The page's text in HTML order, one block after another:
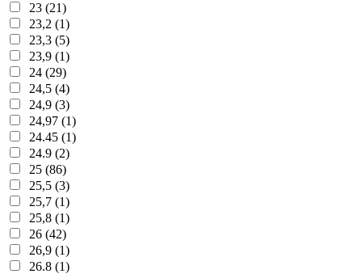
23 (21)
23,2 (1)
23,3 (5)
23,9 (1)
24 (29)
24,5 (4)
24,9 (3)
24,97 (1)
24.45 (1)
24.9 (2)
25 (86)
25,5 (3)
25,7 (1)
25,8 (1)
26 (42)
26,9 (1)
26.8 (1)